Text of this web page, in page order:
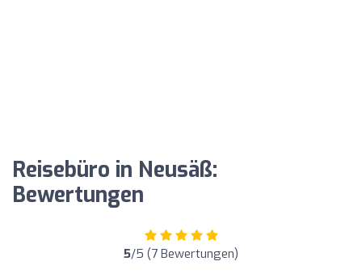
Reisebüro in Neusäß:
Bewertungen
5/5 (7 Bewertungen)